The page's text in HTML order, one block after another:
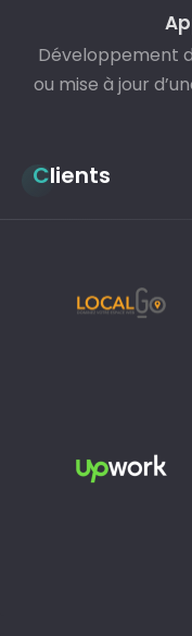
Développement
ou mise à jour
Clients